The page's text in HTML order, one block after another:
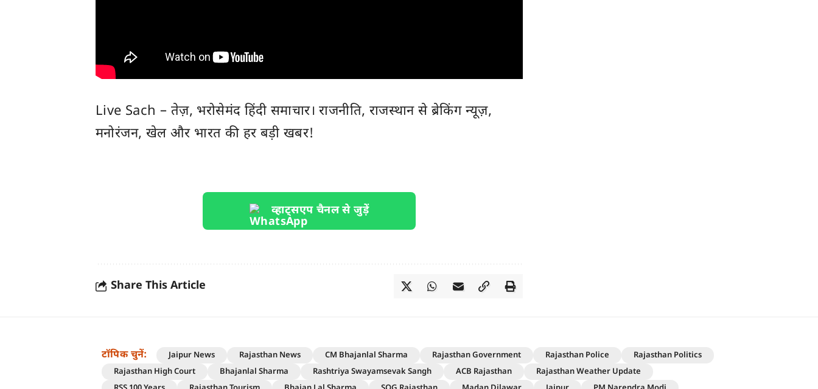
Live Sach – तेज़, भरोसेमंद हिंदी समाचार। राजनीति, राजस्थानसे ब्रेकिंग न्यूज़,
मनोरंजन, खेल और भारत की हर बड़ी खबर!
व्हाट्सएप चैनल से जुड़ें
Share This Article
टॉपिक चुनें: Jaipur News Rajasthan News CM Bhajanlal Sharma Rajasthan Government Rajasthan Police
Rajasthan Politics
Rajasthan High Court
Bhajanlal Sharma Rashtriya Swayamsevak Sangh ACB Rajasthan
Rajasthan Weather Update